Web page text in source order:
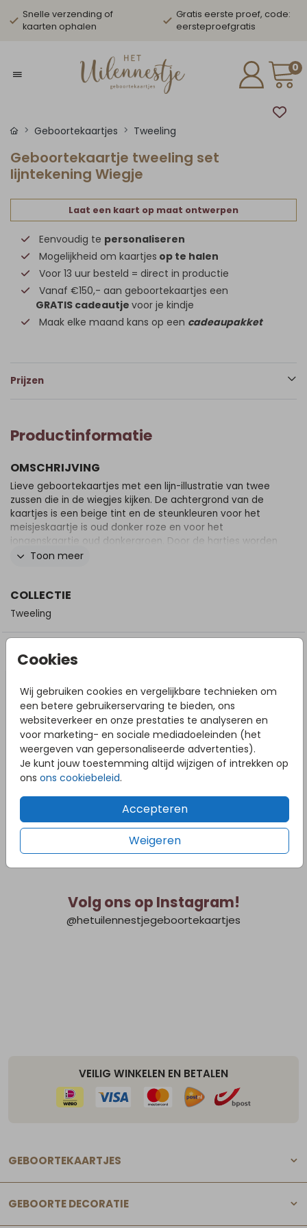
Snelle verzending of
kaarten ophalen
Gratis eerste proef, code:
eersteproefgratis
0
Cookies
Wij gebruiken cookies en vergelijkbare technieken om
een betere gebruikerservaring te bieden, ons
websiteverkeer en onze prestaties te analyseren en
voor marketing- en sociale mediadoeleinden (het
weergeven van gepersonaliseerde advertenties).
Je kunt jouw toestemming altijd wijzigen of intrekken op
ons ons cookiebeleid.
Accepteren
Weigeren
Geboortekaartjes Tweeling
Geboortekaartje tweeling set
lijntekening Wiegje
Laat een kaart op maat ontwerpen
Eenvoudig te personaliseren
Mogelijkheid om kaartjes op te halen
Voor 13 uur besteld = direct in productie
Vanaf €150,- aan geboortekaartjes een
GRATIS cadeautje voor je kindje
Maak elke maand kans op een cadeaupakket
Prijzen
Productinformatie
OMSCHRIJVING
Lieve geboortekaartjes met een lijn-illustratie van twee
zussen die in de wiegjes kijken. De achtergrond van de
kaartjes is een beige tint en de steunkleuren voor het
meisjeskaartje is oud donker roze en voor het
jongenskaartje oud donkergroen. Door de hartjes worden
de kaartjes extra romantisch. Kaartje Mille en Rob is een
geheel.
Toon meer
COLLECTIE
Tweeling
DIT VIND JE MISSCHIEN OOK LEUK
Volg ons op Instagram!
@hetuilennestjegeboortekaartjes
VEILIG WINKELEN EN BETALEN
GEBOORTEKAARTJES
GEBOORTE DECORATIE